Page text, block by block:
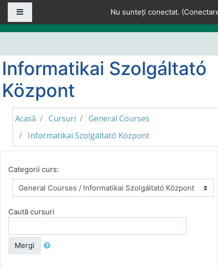
Sari la conţinutul principal
Nu sunteți conectat. (
Informatikai Szolgáltató
Központ
Acasă Cursuri
General Courses
Informatikai Szolgáltató Központ
Categorii curs:
Caută cursuri
Mergi